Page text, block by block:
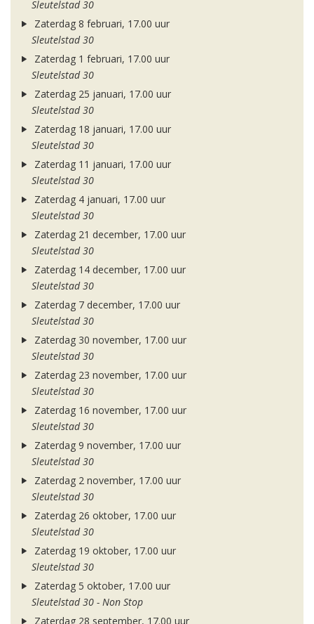
Sleutelstad 30
Zaterdag 8 februari, 17.00 uur
Sleutelstad 30
Zaterdag 1 februari, 17.00 uur
Sleutelstad 30
Zaterdag 25 januari, 17.00 uur
Sleutelstad 30
Zaterdag 18 januari, 17.00 uur
Sleutelstad 30
Zaterdag 11 januari, 17.00 uur
Sleutelstad 30
Zaterdag 4 januari, 17.00 uur
Sleutelstad 30
Zaterdag 21 december, 17.00 uur
Sleutelstad 30
Zaterdag 14 december, 17.00 uur
Sleutelstad 30
Zaterdag 7 december, 17.00 uur
Sleutelstad 30
Zaterdag 30 november, 17.00 uur
Sleutelstad 30
Zaterdag 23 november, 17.00 uur
Sleutelstad 30
Zaterdag 16 november, 17.00 uur
Sleutelstad 30
Zaterdag 9 november, 17.00 uur
Sleutelstad 30
Zaterdag 2 november, 17.00 uur
Sleutelstad 30
Zaterdag 26 oktober, 17.00 uur
Sleutelstad 30
Zaterdag 19 oktober, 17.00 uur
Sleutelstad 30
Zaterdag 5 oktober, 17.00 uur
Sleutelstad 30 - Non Stop
Zaterdag 28 september, 17.00 uur